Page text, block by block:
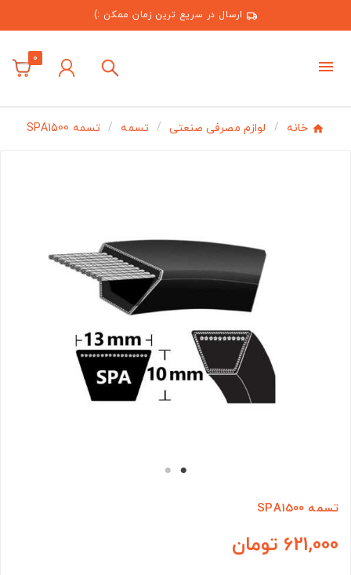
ارسال در سریع ترین زمان ممکن :)
0
خانه لوازم مصرفی صنعتی تسمه تسمه SPA1500
تسمه SPA1500
621,000 تومان